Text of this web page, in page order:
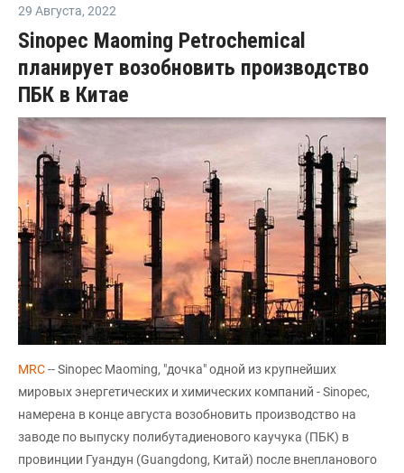
29 Августа, 2022
Sinopec Maoming Petrochemical
планирует возобновить производство
ПБК в Китае
MRC-- Sinopec Maoming, "дочка" одной из крупнейших
мировых энергетических и химических компаний - Sinopec,
намерена в конце августа возобновить производство на
заводе по выпуску полибутадиенового каучука (ПБК) в
провинции Гуандун (Guangdong, Китай) после внепланового